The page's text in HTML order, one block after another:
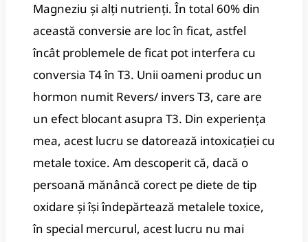
Magneziu și alți nutrienți. În total 60% din
această conversie are loc în ficat, astfel
încât problemele de ficat pot interfera cu
conversia T4 în T3. Unii oameni produc un
hormon numit Revers/ invers T3, care are
un efect blocant asupra T3. Din experiența
mea, acest lucru se datorează intoxicației cu
metale toxice. Am descoperit că, dacă o
persoană mănâncă corect pe diete de tip
oxidare și își îndepărtează metalele toxice,
în special mercurul, acest lucru nu mai